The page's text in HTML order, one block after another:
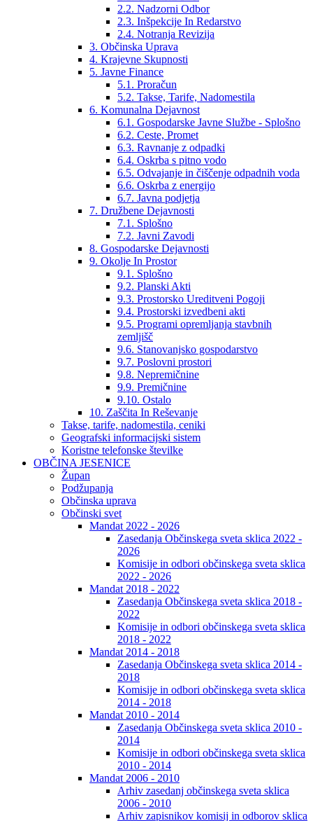
2.2. Nadzorni Odbor
2.3. Inšpekcije In Redarstvo
2.4. Notranja Revizija
3. Občinska Uprava
4. Krajevne Skupnosti
5. Javne Finance
5.1. Proračun
5.2. Takse, Tarife, Nadomestila
6. Komunalna Dejavnost
6.1. Gospodarske Javne Službe - Splošno
6.2. Ceste, Promet
6.3. Ravnanje z odpadki
6.4. Oskrba s pitno vodo
6.5. Odvajanje in čiščenje odpadnih voda
6.6. Oskrba z energijo
6.7. Javna podjetja
7. Družbene Dejavnosti
7.1. Splošno
7.2. Javni Zavodi
8. Gospodarske Dejavnosti
9. Okolje In Prostor
9.1. Splošno
9.2. Planski Akti
9.3. Prostorsko Ureditveni Pogoji
9.4. Prostorski izvedbeni akti
9.5. Programi opremljanja stavbnih
zemljišč
9.6. Stanovanjsko gospodarstvo
9.7. Poslovni prostori
9.8. Nepremičnine
9.9. Premičnine
9.10. Ostalo
10. Zaščita In Reševanje
Takse, tarife, nadomestila, ceniki
Geografski informacijski sistem
Koristne telefonske številke
OBČINA JESENICE
Župan
Podžupanja
Občinska uprava
Občinski svet
Mandat 2022 - 2026
Zasedanja Občinskega sveta sklica 2022 -
2026
Komisije in odbori občinskega sveta sklica
2022 - 2026
Mandat 2018 - 2022
Zasedanja Občinskega sveta sklica 2018 -
2022
Komisije in odbori občinskega sveta sklica
2018 - 2022
Mandat 2014 - 2018
Zasedanja Občinskega sveta sklica 2014 -
2018
Komisije in odbori občinskega sveta sklica
2014 - 2018
Mandat 2010 - 2014
Zasedanja Občinskega sveta sklica 2010 -
2014
Komisije in odbori občinskega sveta sklica
2010 - 2014
Mandat 2006 - 2010
Arhiv zasedanj občinskega sveta sklica
2006 - 2010
Arhiv zapisnikov komisij in odborov sklica